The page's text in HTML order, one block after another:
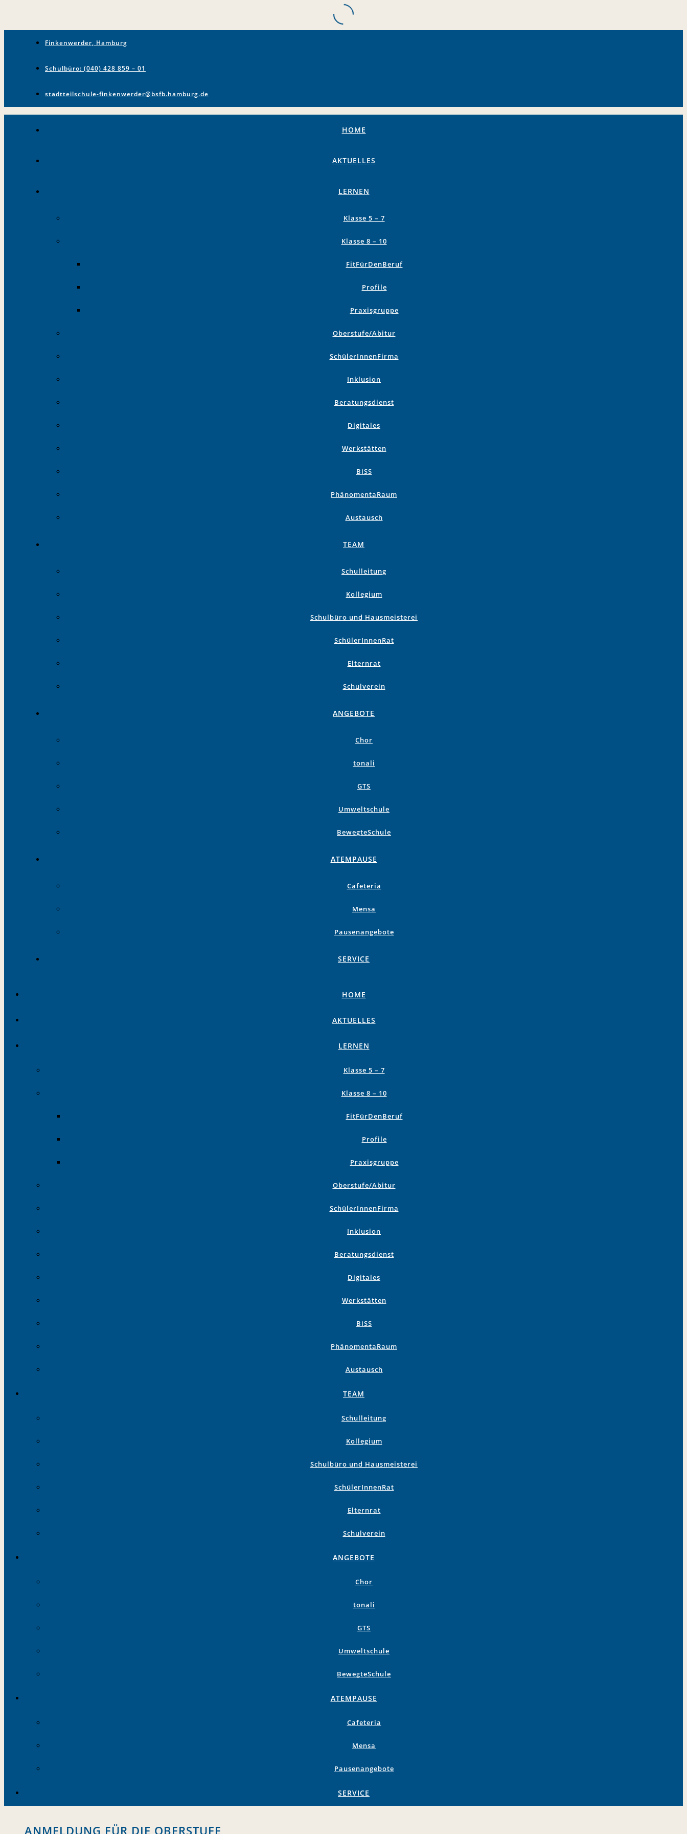
Finkenwerder, Hamburg
Schulbüro: (040) 428 859 – 01
stadtteilschule-finkenwerder@bsfb.hamburg.de
HOME
AKTUELLES
LERNEN
Klasse 5 – 7
Klasse 8 – 10
FitFürDenBeruf
Profile
Praxisgruppe
Oberstufe/Abitur
SchülerInnenFirma
Inklusion
Beratungsdienst
Digitales
Werkstätten
BiSS
PhänomentaRaum
Austausch
TEAM
Schulleitung
Kollegium
Schulbüro und Hausmeisterei
SchülerInnenRat
Elternrat
Schulverein
ANGEBOTE
Chor
tonali
GTS
Umweltschule
BewegteSchule
ATEMPAUSE
Cafeteria
Mensa
Pausenangebote
SERVICE
HOME
AKTUELLES
LERNEN
Klasse 5 – 7
Klasse 8 – 10
FitFürDenBeruf
Profile
Praxisgruppe
Oberstufe/Abitur
SchülerInnenFirma
Inklusion
Beratungsdienst
Digitales
Werkstätten
BiSS
PhänomentaRaum
Austausch
TEAM
Schulleitung
Kollegium
Schulbüro und Hausmeisterei
SchülerInnenRat
Elternrat
Schulverein
ANGEBOTE
Chor
tonali
GTS
Umweltschule
BewegteSchule
ATEMPAUSE
Cafeteria
Mensa
Pausenangebote
SERVICE
ANMELDUNG FÜR DIE OBERSTUFE